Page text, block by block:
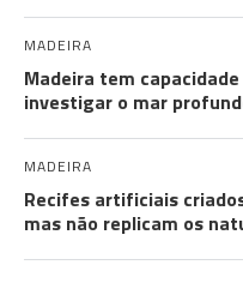
MADEIRA
Madeira tem
investigar o mar
MADEIRA
Recifes artificiais
mas não replicam os